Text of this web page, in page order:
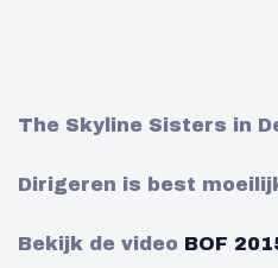
The Skyline Sisters in
Dirigeren is best
Bekijk de video BOF